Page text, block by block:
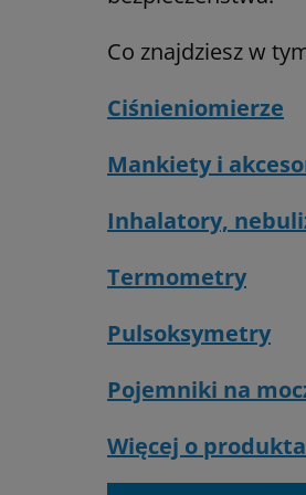
Co znajdziesz w
Ciśnieniomierze
Mankiety i
Inhalatory,
Termometry
Pulsoksymetry
Pojemniki na
Więcej o